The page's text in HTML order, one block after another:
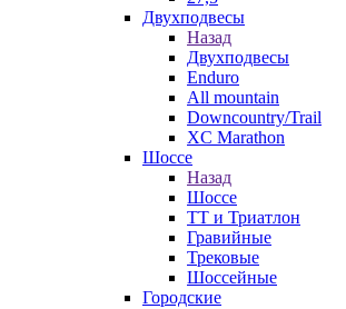
Двухподвесы
Назад
Двухподвесы
Enduro
All mountain
Downcountry/Trail
XC Marathon
Шоссе
Назад
Шоссе
ТТ и Триатлон
Гравийные
Трековые
Шоссейные
Городские